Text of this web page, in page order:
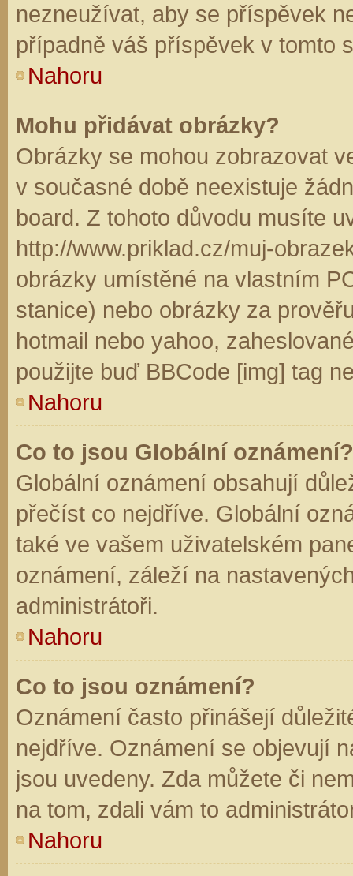
nezneužívat, aby se příspěvek
případně váš příspěvek v tomto
Nahoru
Mohu přidávat obrázky?
Obrázky se mohou zobrazovat
v současné době neexistuje
board. Z tohoto důvodu musíte
http://www.priklad.cz/muj-
obrázky umístěné na vlastním
stanice) nebo obrázky za
hotmail nebo yahoo,
použijte buď BBCode [img] tag
Nahoru
Co to jsou Globální oznámení?
Globální oznámení obsahují
přečíst co nejdříve. Globální
také ve vašem uživatelském
oznámení, záleží na
administrátoři.
Nahoru
Co to jsou oznámení?
Oznámení často přinášejí
nejdříve. Oznámení se objevují
jsou uvedeny. Zda můžete či
na tom, zdali vám to
Nahoru